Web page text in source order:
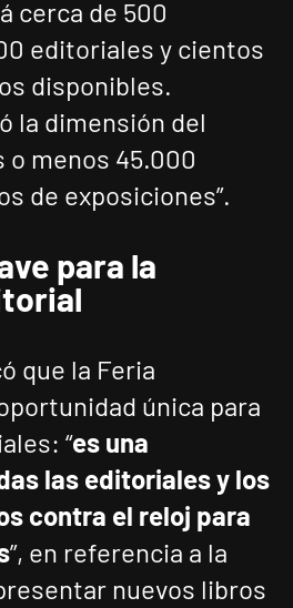
cerca de 500
editoriales y cientos
disponibles.
la dimensión del
o menos 45.000
de exposiciones”.
para la
que la Feria
única para
“es una
las editoriales y los
contra el reloj para
”, en referencia a la
nuevos libros